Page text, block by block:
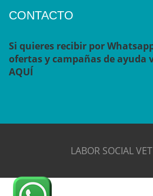
CONTACTO
Si quieres recibir por
ofertas y campañas de ayuda
AQUÍ
LABOR SOCIAL